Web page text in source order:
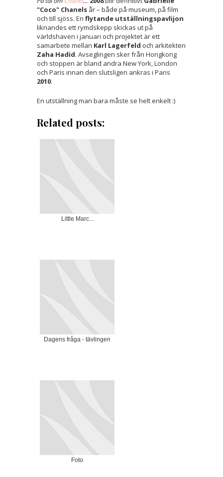
"Coco" Chanels år – både på museum, på film
och till sjöss. En flytande utställningspavlijon
liknandes ett rymdskepp skickas ut på
världshaven i januari och projektet är ett
samarbete mellan Karl Lagerfeld och arkitekten
Zaha Hadid. Avseglingen sker från Hongkong
och stoppen är bland andra New York, London
och Paris innan den slutsligen ankras i Paris
2010.
En utställning man bara måste se helt enkelt :)
Related posts:
Little Marc...
Dagens fråga - tävlingen
Foto